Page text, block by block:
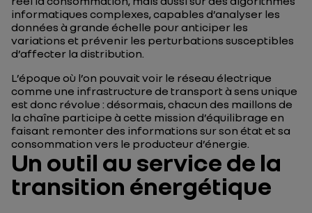
informatiques complexes, capables d’analyser les
données à grande échelle pour anticiper les
variations et prévenir les perturbations susceptibles
d’affecter la distribution.
L’époque où l’on pouvait voir le réseau électrique
comme une infrastructure de transport à sens unique
est donc révolue : désormais, chacun des maillons de
la chaîne participe à cette mission d’équilibrage en
faisant remonter des informations sur son état et sa
consommation vers le producteur d’énergie.
Un outil au service de la
transition énergétique